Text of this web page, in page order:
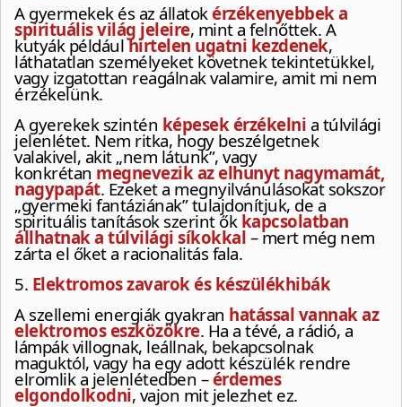
A gyermekek és az állatokérzékenyebbek a
spirituális világ jeleire, mint a felnőttek. A
kutyák példáulhirtelen ugatni kezdenek,
láthatatlan személyeket követnek tekintetükkel,
vagy izgatottan reagálnak valamire, amit mi nem
érzékelünk.
A gyerekek szintén képesek érzékelni a túlvilági
jelenlétet. Nem ritka, hogy beszélgetnek
valakivel, akit „nem látunk”, vagy
konkrétan megnevezik az elhunyt nagymamát,
nagypapát. Ezeket a megnyilvánulásokat sokszor
„gyermeki fantáziának” tulajdonítjuk, de a
spirituális tanítások szerint ők kapcsolatban
állhatnak a túlvilági síkokkal – mert még nem
zárta el őket a racionalitás fala.
5. Elektromos zavarok és készülékhibák
A szellemi energiák gyakran hatással vannak az
elektromos eszközökre. Ha a tévé, a rádió, a
lámpák villognak, leállnak, bekapcsolnak
maguktól, vagy ha egy adott készülék rendre
elromlik a jelenlétedben –érdemes
elgondolkodni, vajon mit jelezhet ez.